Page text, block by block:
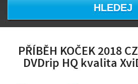
HLEDEJ
PŘÍBĚH KOČEK 2018
DVDrip HQ kvalita